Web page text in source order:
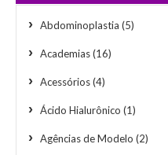
Abdominoplastia (5)
Academias(16)
Acessórios(4)
Ácido Hialurônico (1)
Agências de Modelo (2)